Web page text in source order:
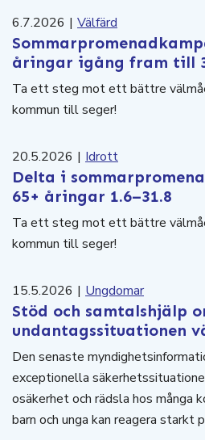
6.7.2026 | Välfärd
åringar igång fram till
Ta ett steg mot ett bättre
kommun till seger!
20.5.2026 | Idrott
Delta i
65+ åringar 1.6–31.8
Ta ett steg mot ett bättre
kommun till seger!
15.5.2026 | Ungdomar
Stöd och samtalshjälp
undantagssituationen
Den senaste
exceptionella
osäkerhet och rädsla hos många
barn och unga kan reagera starkt